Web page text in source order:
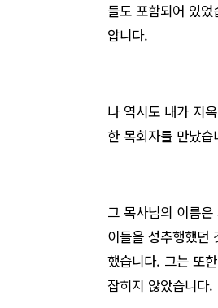
들도 포함되어 있
압니다.
나 역시도 내가 지
한 목회자를 만났습
그 목사님의 이름
이들을 성추행했던
했습니다. 그는 또
잡히지 않았습니다.